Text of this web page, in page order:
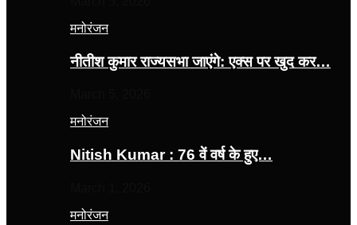
मनोरंजन
नीतीश कुमार राज्यसभा जाएंगे: एक्स पर खुद कर…
मनोरंजन
Nitish Kumar : 76 वें वर्ष के हुए…
मनोरंजन